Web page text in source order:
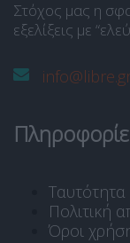
Στόχος μας η
εξελίξεις με
Ταυτότητα
Πολιτική
Όροι